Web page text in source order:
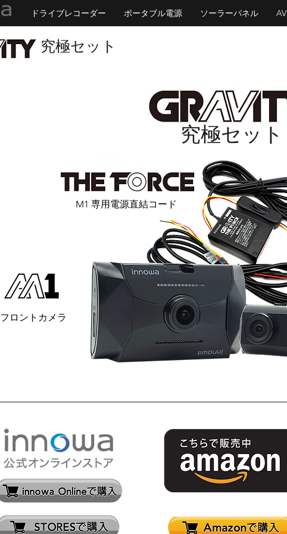
ドライブレコーダー ポータブル電源 ソーラーパネル AV
​究極セット
​究極セット
フロントカメラ
M1 専用電源直結コード